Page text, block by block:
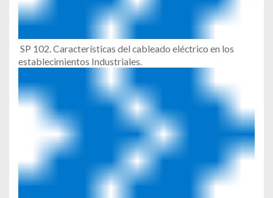
SP 102. Características del cableado eléctrico en los
establecimientos Industriales.